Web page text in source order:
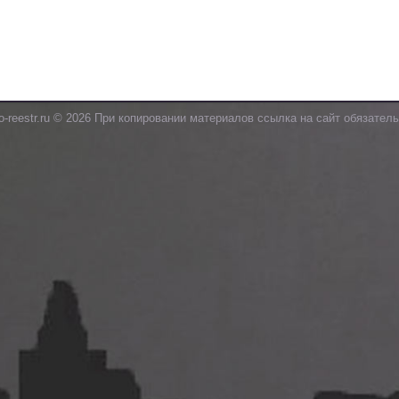
reestr.ru © 2026 При копировании материалов ссылка на сайт